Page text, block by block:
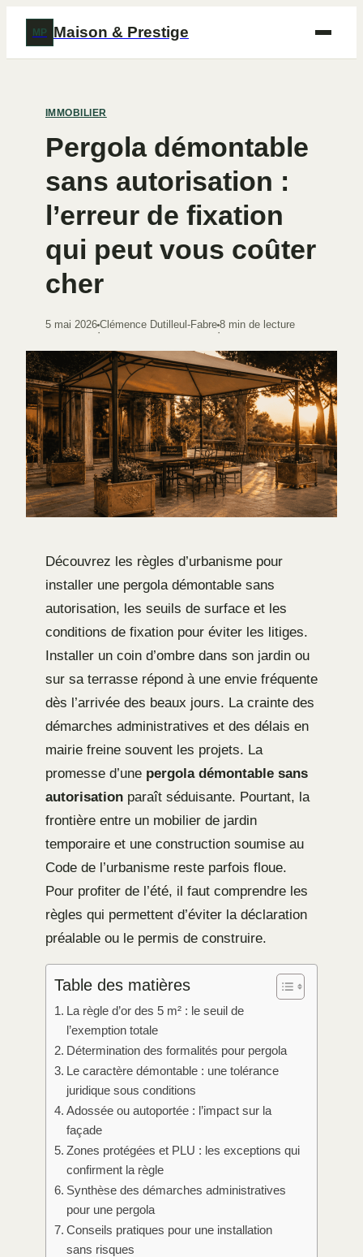
MP Maison & Prestige
IMMOBILIER
Pergola démontable
sans autorisation :
l’erreur de fixation
qui peut vous coûter
cher
5 mai 2026
·
Clémence Dutilleul-Fabre
·
8 min de lecture
Découvrez les règles d’urbanisme pour
installer une pergola démontable sans
autorisation, les seuils de surface et les
conditions de fixation pour éviter les litiges.
Installer un coin d’ombre dans son jardin ou
sur sa terrasse répond à une envie fréquente
dès l’arrivée des beaux jours. La crainte des
démarches administratives et des délais en
mairie freine souvent les projets. La
promesse d’une pergola démontable sans
autorisation paraît séduisante. Pourtant, la
frontière entre un mobilier de jardin
temporaire et une construction soumise au
Code de l’urbanisme reste parfois floue.
Pour profiter de l’été, il faut comprendre les
règles qui permettent d’éviter la déclaration
préalable ou le permis de construire.
Table des matières
La règle d’or des 5 m² : le seuil de
l’exemption totale
Détermination des formalités pour pergola
Le caractère démontable : une tolérance
juridique sous conditions
Adossée ou autoportée : l’impact sur la
façade
Zones protégées et PLU : les exceptions qui
confirment la règle
Synthèse des démarches administratives
pour une pergola
Conseils pratiques pour une installation
sans risques